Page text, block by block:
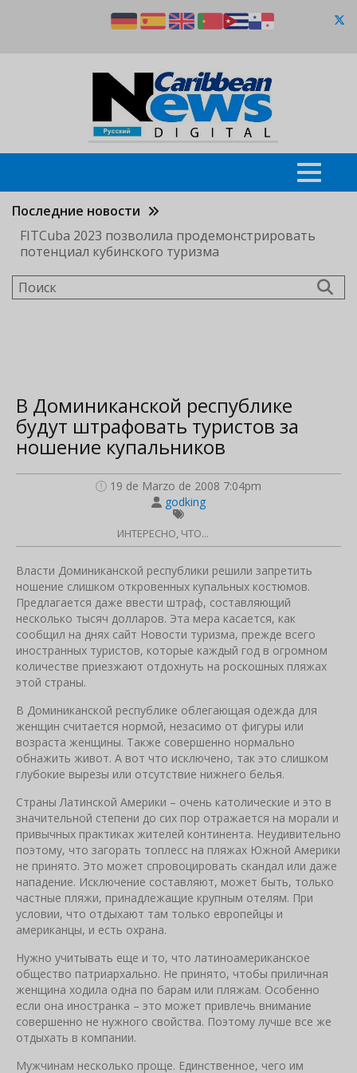
Последние новости
FITCuba 2023 позволила продемонстрировать
потенциал кубинского туризма
Поиск
В Доминиканской республике
будут штрафовать туристов за
ношение купальников
19 de Marzo de 2008 7:04pm
godking
ИНТЕРЕСНО, ЧТО...
Власти Доминиканской республики решили запретить
ношение слишком откровенных купальных костюмов.
Предлагается даже ввести штраф, составляющий
несколько тысяч долларов. Эта мера касается, как
сообщил на днях сайт Новости туризма, прежде всего
иностранных туристов, которые каждый год в огромном
количестве приезжают отдохнуть на роскошных пляжах
этой страны.
В Доминиканской республике облегающая одежда для
женщин считается нормой, незасимо от фигуры или
возраста женщины. Также совершенно нормально
обнажить живот. А вот что исключено, так это слишком
глубокие вырезы или отсутствие нижнего белья.
Страны Латинской Америки – очень католические и это в
значительной степени до сих пор отражается на морали и
привычных практиках жителей континента. Неудивительно
поэтому, что загорать топлесс на пляжах Южной Америки
не принято. Это может спровоцировать скандал или даже
нападение. Исключение составляют, может быть, только
частные пляжи, принадлежащие крупным отелям. При
условии, что отдыхают там только европейцы и
американцы, и есть охрана.
Нужно учитывать еще и то, что латиноамериканское
общество патриархально. Не принято, чтобы приличная
женщина ходила одна по барам или пляжам. Особенно
если она иностранка – это может привлечь внимание
совершенно не нужного свойства. Поэтому лучше все же
отдыхать в компании.
Мужчинам несколько проще. Единственное, чего им